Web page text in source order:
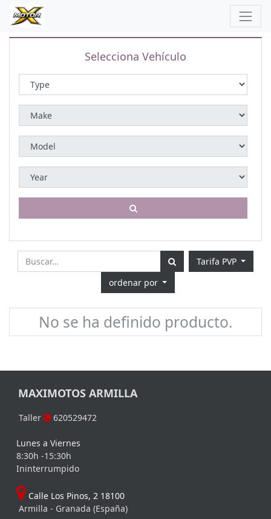
Selecciona Vehículo
Tarifa PVP
ordenar por
No se ha definido producto.
MAXIMOTOS ARMILLA
Taller 620529472
Lunes a Viernes
8:30h -15:30h
Ininterrumpido
Calle Los Pinos, 2 18100
Armilla - Granada (España)